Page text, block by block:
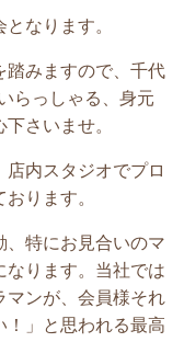
なります。
踏みますので、千代
らっしゃる、身元
さいませ。
店内スタジオでプロ
ります。
特にお見合いのマ
なります。当社では
マンが、会員様それ
！」と思われる最高